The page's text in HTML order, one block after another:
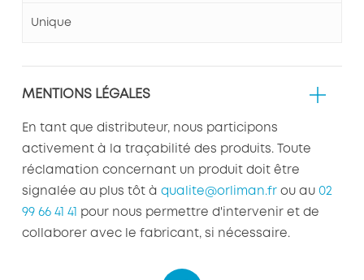
Unique
MENTIONS LÉGALES
En tant que distributeur, nous participons
activement à la traçabilité des produits. Toute
réclamation concernant un produit doit être
signalée au plus tôt à qualite@orliman.frou au 02
99 66 41 41
pour nous permettre d'intervenir et de
collaborer avec le fabricant, si nécessaire.